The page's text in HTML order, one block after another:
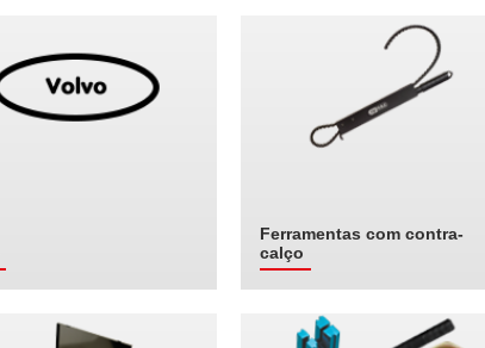
Ferramentas com contra-
calço